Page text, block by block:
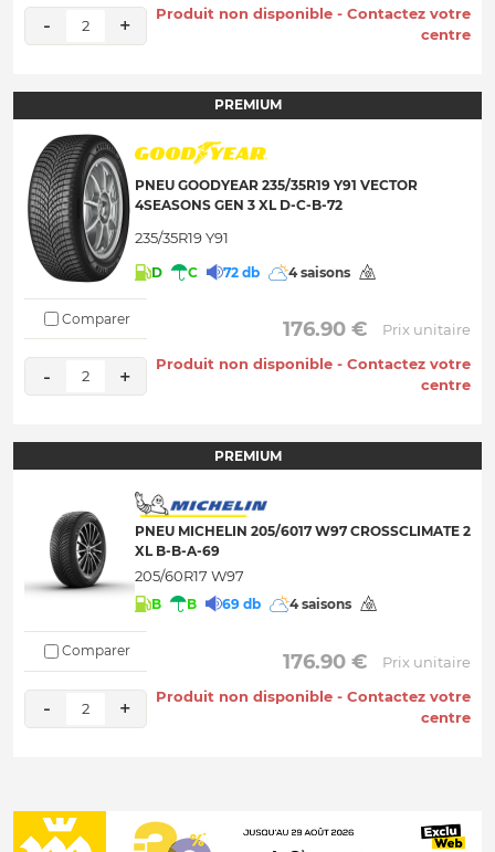
- 2 +
Produit non disponible - Contactez votre
centre
PREMIUM
PNEU GOODYEAR 235/35R19 Y91 VECTOR
4SEASONS GEN 3 XL D-C-B-72
235/35R19 Y91
D C 72 db 4 saisons
Comparer
- 2 +
176.90 €
Prix unitaire
Produit non disponible - Contactez votre
centre
PREMIUM
PNEU MICHELIN 205/6017 W97 CROSSCLIMATE 2
XL B-B-A-69
205/60R17 W97
B B 69 db 4 saisons
Comparer
- 2 +
176.90 €
Prix unitaire
Produit non disponible - Contactez votre
centre